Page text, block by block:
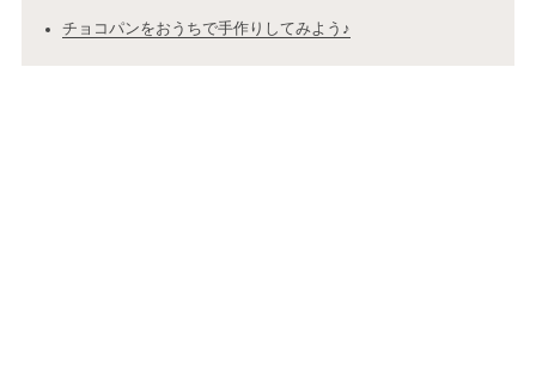
チョコパンをおうちで手作りしてみよう♪